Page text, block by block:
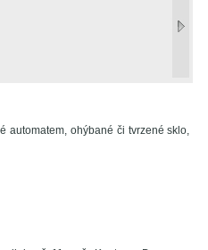
automatem, ohýbané či tvrzené sklo,